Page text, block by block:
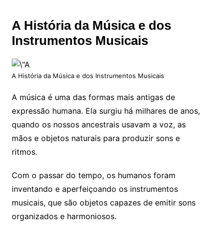
A História da Música e dos
Instrumentos Musicais
A História da Música e dos Instrumentos Musicais
A música é uma das formas mais antigas de
expressão humana. Ela surgiu há milhares de anos,
quando os nossos ancestrais usavam a voz, as
mãos e objetos naturais para produzir sons e
ritmos.
Com o passar do tempo, os humanos foram
inventando e aperfeiçoando os instrumentos
musicais, que são objetos capazes de emitir sons
organizados e harmoniosos.